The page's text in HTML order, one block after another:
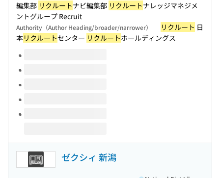
編集部 リクルートナビ編集部 リクルートナレッジマネジメ
ントグループ Recruit
Authority（Author Heading/broader/narrower） リクルート 日
本リクルートセンター リクルートホールディングス
Volumes of this title
ゼクシィ 新潟